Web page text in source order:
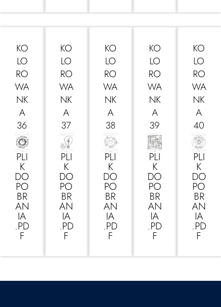
KO
LO
RO
WA
NK
A
36
PLI
K
DO
PO
BR
AN
IA
.PD
F
KO
LO
RO
WA
NK
A
37
PLI
K
DO
PO
BR
AN
IA
.PD
F
KO
LO
RO
WA
NK
A
38
PLI
K
DO
PO
BR
AN
IA
.PD
F
KO
LO
RO
WA
NK
A
39
PLI
K
DO
PO
BR
AN
IA
.PD
F
KO
LO
RO
WA
NK
A
40
PLI
K
DO
PO
BR
AN
IA
.PD
F